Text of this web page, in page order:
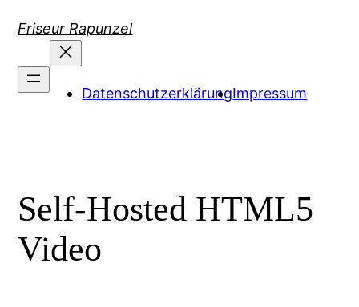
InhaltFriseur Rapunzel
DatenschutzerklärungImpressum
Self-Hosted HTML5
Video